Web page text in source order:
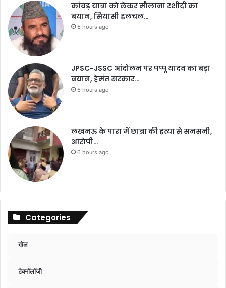
कांवड़ यात्रा को लेकर मौलाना रशीदी का
बयान, सियासी हलचल…
6 hours ago
JPSC-JSSC आंदोलन पर पप्पू यादव का बड़ा
बयान, हेमंत सरकार…
6 hours ago
लखनऊ के पारा में छात्रा की हत्या से सनसनी,
आरोपी…
6 hours ago
Categories
खेल
टेक्नॉलॉजी